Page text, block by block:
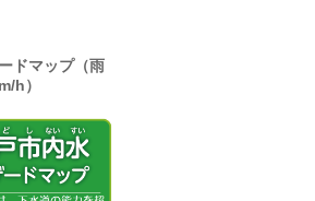
ドマップ（雨
h）